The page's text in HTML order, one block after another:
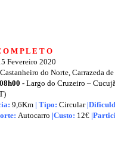
O M P L E T O
Fevereiro 2020
Castanheiro do Norte, Carrazeda de
08h00 - Largo do Cruzeiro –
9,6Km | Tipo: Circular
Autocarro |Custo: 12€ |